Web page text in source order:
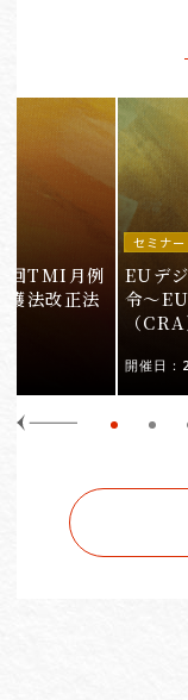
回TMI月例
護法改正法
セミナ
EUデ
令〜
（
開催日：